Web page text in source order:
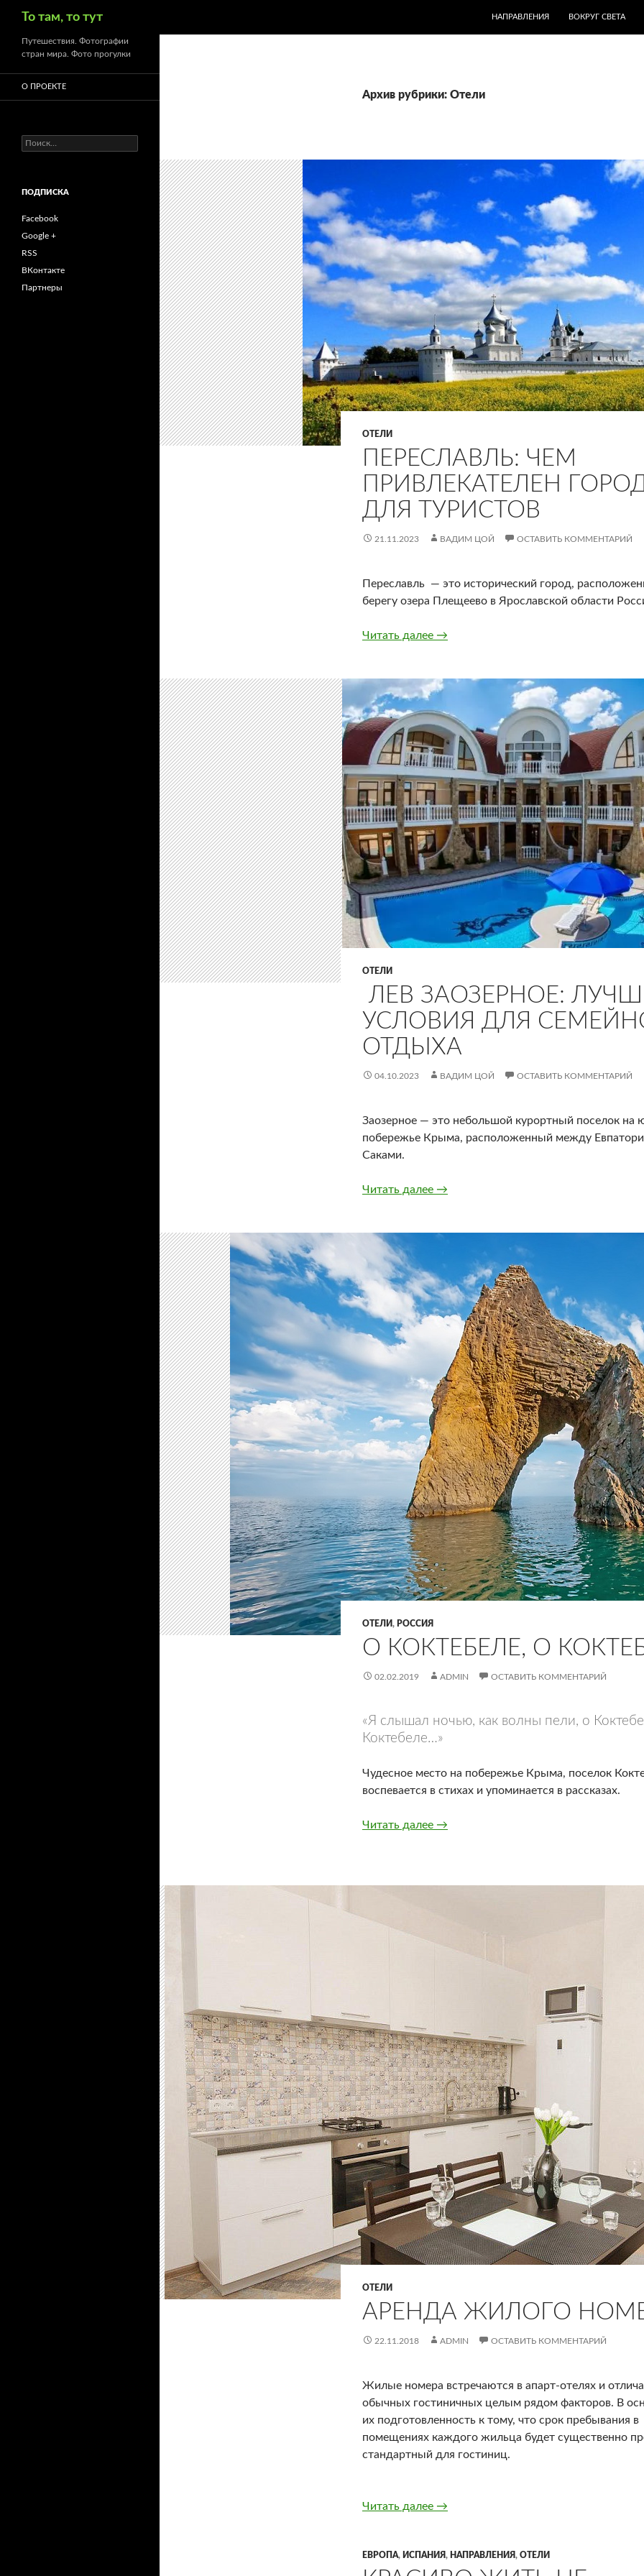
То там, то тут
НАПРАВЛЕНИЯ
ВОКРУГ СВЕТА
Архив рубрики: Отели
ОТЕЛИ
ПЕРЕСЛАВЛЬ: ЧЕМ
ПРИВЛЕКАТЕЛЕН
ДЛЯ ТУРИСТОВ
21.11.2023 ВАДИМ ЦОЙ ОСТАВИТЬ КОММЕНТАРИЙ
Переславль — это исторический город,
берегу озера Плещеево в Ярославской области
Читать далее Переславль: чем привлекателен город
→
ОТЕЛИ
ЛЕВ ЗАОЗЕРНОЕ:
УСЛОВИЯ ДЛЯ
ОТДЫХА
04.10.2023 ВАДИМ ЦОЙ ОСТАВИТЬ КОММЕНТАРИЙ
Заозерное — это небольшой курортный поселок на
побережье Крыма, расположенный между
Саками.
Читать далее Лев Заозерное: лучшие условия для
→
ОТЕЛИ, РОССИЯ
О КОКТЕБЕЛЕ, О
02.02.2019 ADMIN ОСТАВИТЬ КОММЕНТАРИЙ
«Я слышал ночью, как волны пели, о
Коктебеле…»
Чудесное место на побережье Крыма, поселок
воспевается в стихах и упоминается в рассказах.
Читать далее О Коктебеле, о Коктебеле
→
ОТЕЛИ
АРЕНДА ЖИЛОГО
22.11.2018 ADMIN ОСТАВИТЬ КОММЕНТАРИЙ
Жилые номера встречаются в апарт-отелях и
обычных гостиничных целым рядом факторов. В
их подготовленность к тому, что срок пребывания в
помещениях каждого жильца будет существенно
стандартный для гостиниц.
Читать далее Аренда жилого номера
→
ЕВРОПА, ИСПАНИЯ, НАПРАВЛЕНИЯ, ОТЕЛИ
Путешествия. Фотографии
стран мира. Фото прогулки
О ПРОЕКТЕ
Найти:
ПОДПИСКА
Facebook
Google +
RSS
ВКонтакте
Партнеры